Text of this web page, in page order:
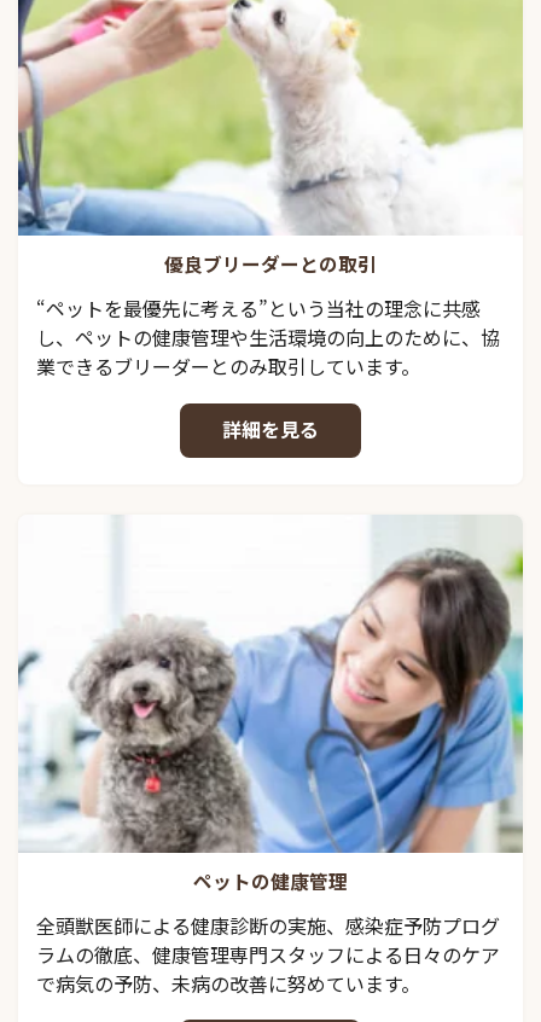
優良ブリーダーとの取引
“ペットを最優先に考える”という当社の理念に共感
し、ペットの健康管理や生活環境の向上のために、協
業できるブリーダーとのみ取引しています。
詳細を見る
ペットの健康管理
全頭獣医師による健康診断の実施、感染症予防プログ
ラムの徹底、健康管理専門スタッフによる日々のケア
で病気の予防、未病の改善に努めています。